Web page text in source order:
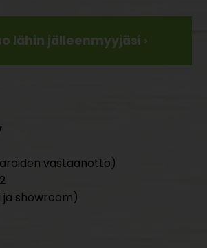
lähin jälleenmyyjäsi ›
vastaanotto)
showroom)